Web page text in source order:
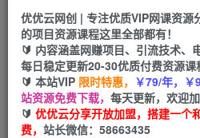
此内容为付费资源，请付费后查看
云币9.9
会员免费
立即购
优优云网创 | 专注优质VIP网课资源
的项目资源课程这里全部都有！
🔰 内容涵盖网赚项目、引流技术、
每日稳定更新20-30优质付费资源课
🔰 本站VIP 限时特惠， ￥79/年，￥
站资源免费下载， 每天更新，欢迎加
🔰 优优云分享开放加盟，搭建一个
费， 站长微信：58663435